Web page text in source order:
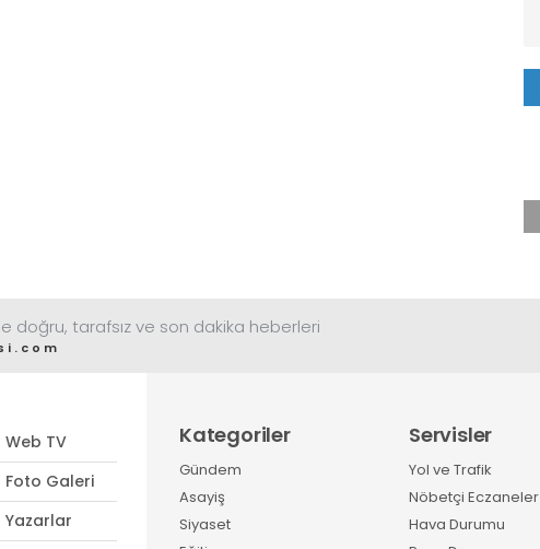
doğru, tarafsız ve son dakika heberleri
Web TV
Foto Galeri
Yazarlar
Kategoriler
Gündem
Asayiş
Siyaset
Servisler
Yol ve Trafik
Nöbetçi Eczaneler
Hava Durumu